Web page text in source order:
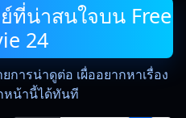
ที่น่าสนใจบน Free
24
การน่าดูต่อ เผื่ออยากหาเรื่อง
หน้านี้ได้ทันที